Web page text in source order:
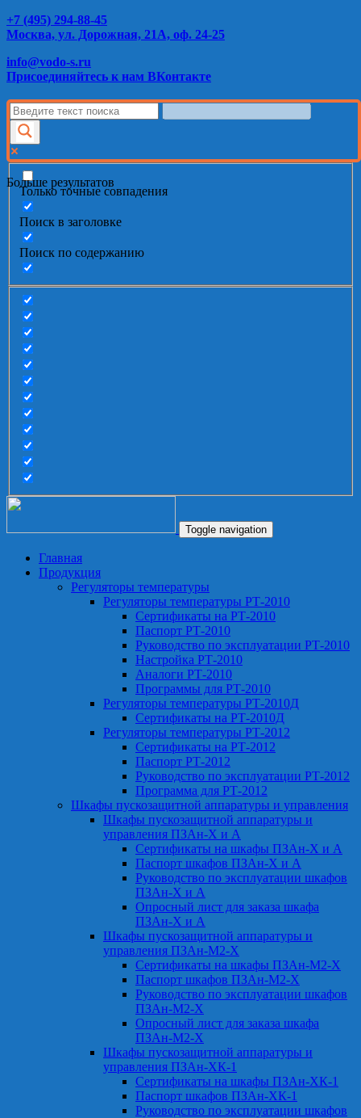
+7 (495) 294-88-45
Москва, ул. Дорожная, 21А, оф. 24-25
info@vodo-s.ru
Присоединяйтесь к нам ВКонтакте
Больше результатов
Только точные совпадения
Поиск в заголовке
Поиск по содержанию
Toggle navigation
Главная
Продукция
Регуляторы температуры
Регуляторы температуры РТ-2010
Сертификаты на РТ-2010
Паспорт РТ-2010
Руководство по эксплуатации РТ-2010
Настройка РТ-2010
Аналоги РТ-2010
Программы для РТ-2010
Регуляторы температуры РТ-2010Д
Сертификаты на РТ-2010Д
Регуляторы температуры РТ-2012
Сертификаты на РТ-2012
Паспорт РТ-2012
Руководство по эксплуатации РТ-2012
Программа для РТ-2012
Шкафы пускозащитной аппаратуры и управления
Шкафы пускозащитной аппаратуры и
управления ПЗАн-Х и А
Сертификаты на шкафы ПЗАн-Х и А
Паспорт шкафов ПЗАн-Х и А
Руководство по эксплуатации шкафов
ПЗАн-Х и А
Опросный лист для заказа шкафа
ПЗАн-Х и А
Шкафы пускозащитной аппаратуры и
управления ПЗАн-М2-Х
Сертификаты на шкафы ПЗАн-М2-Х
Паспорт шкафов ПЗАн-М2-Х
Руководство по эксплуатации шкафов
ПЗАн-М2-Х
Опросный лист для заказа шкафа
ПЗАн-М2-Х
Шкафы пускозащитной аппаратуры и
управления ПЗАн-ХК-1
Сертификаты на шкафы ПЗАн-ХК-1
Паспорт шкафов ПЗАн-ХК-1
Руководство по эксплуатации шкафов